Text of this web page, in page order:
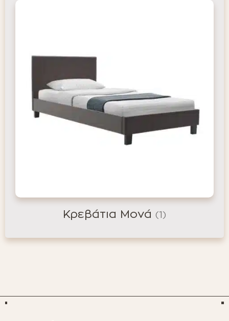
Κρεβάτια Μονά (1)